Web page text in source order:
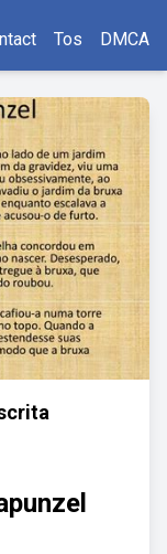
Tos DMCA